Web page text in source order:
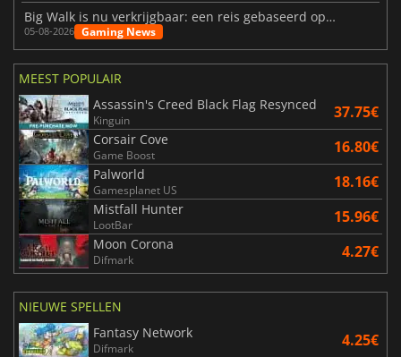
Big Walk is nu verkrijgbaar: een reis gebaseerd op vriendschap
05-08-2026 Gaming News
MEEST POPULAIR
Assassin's Creed Black Flag Resynced
Kinguin 37.75€
Corsair Cove
Game Boost 16.80€
Palworld
Gamesplanet US 18.16€
Mistfall Hunter
LootBar 15.96€
Moon Corona
Difmark 4.27€
NIEUWE SPELLEN
Fantasy Network
Difmark 4.25€